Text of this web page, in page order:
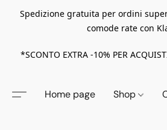
Spedizione gratuita per ordini
comode rate con
*SCONTO EXTRA -10% PER
Home page Shop